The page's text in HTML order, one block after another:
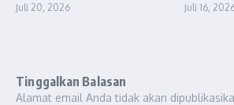
Juli 20, 2026 Juli 16,
Tinggalkan Balasan
Alamat email Anda tidak akan